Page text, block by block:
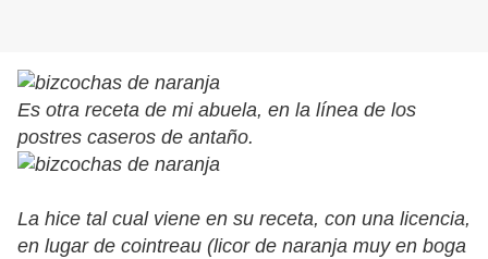
Es otra receta de mi abuela, en la línea de los
postres caseros de antaño.
La hice tal cual viene en su receta, con una licencia,
en lugar de cointreau (licor de naranja muy en boga